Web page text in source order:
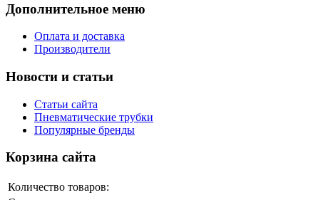
Дополнительное меню
Оплата и доставка
Производители
Новости и статьи
Статьи сайта
Пневматические трубки
Популярные бренды
Корзина сайта
Количество товаров: